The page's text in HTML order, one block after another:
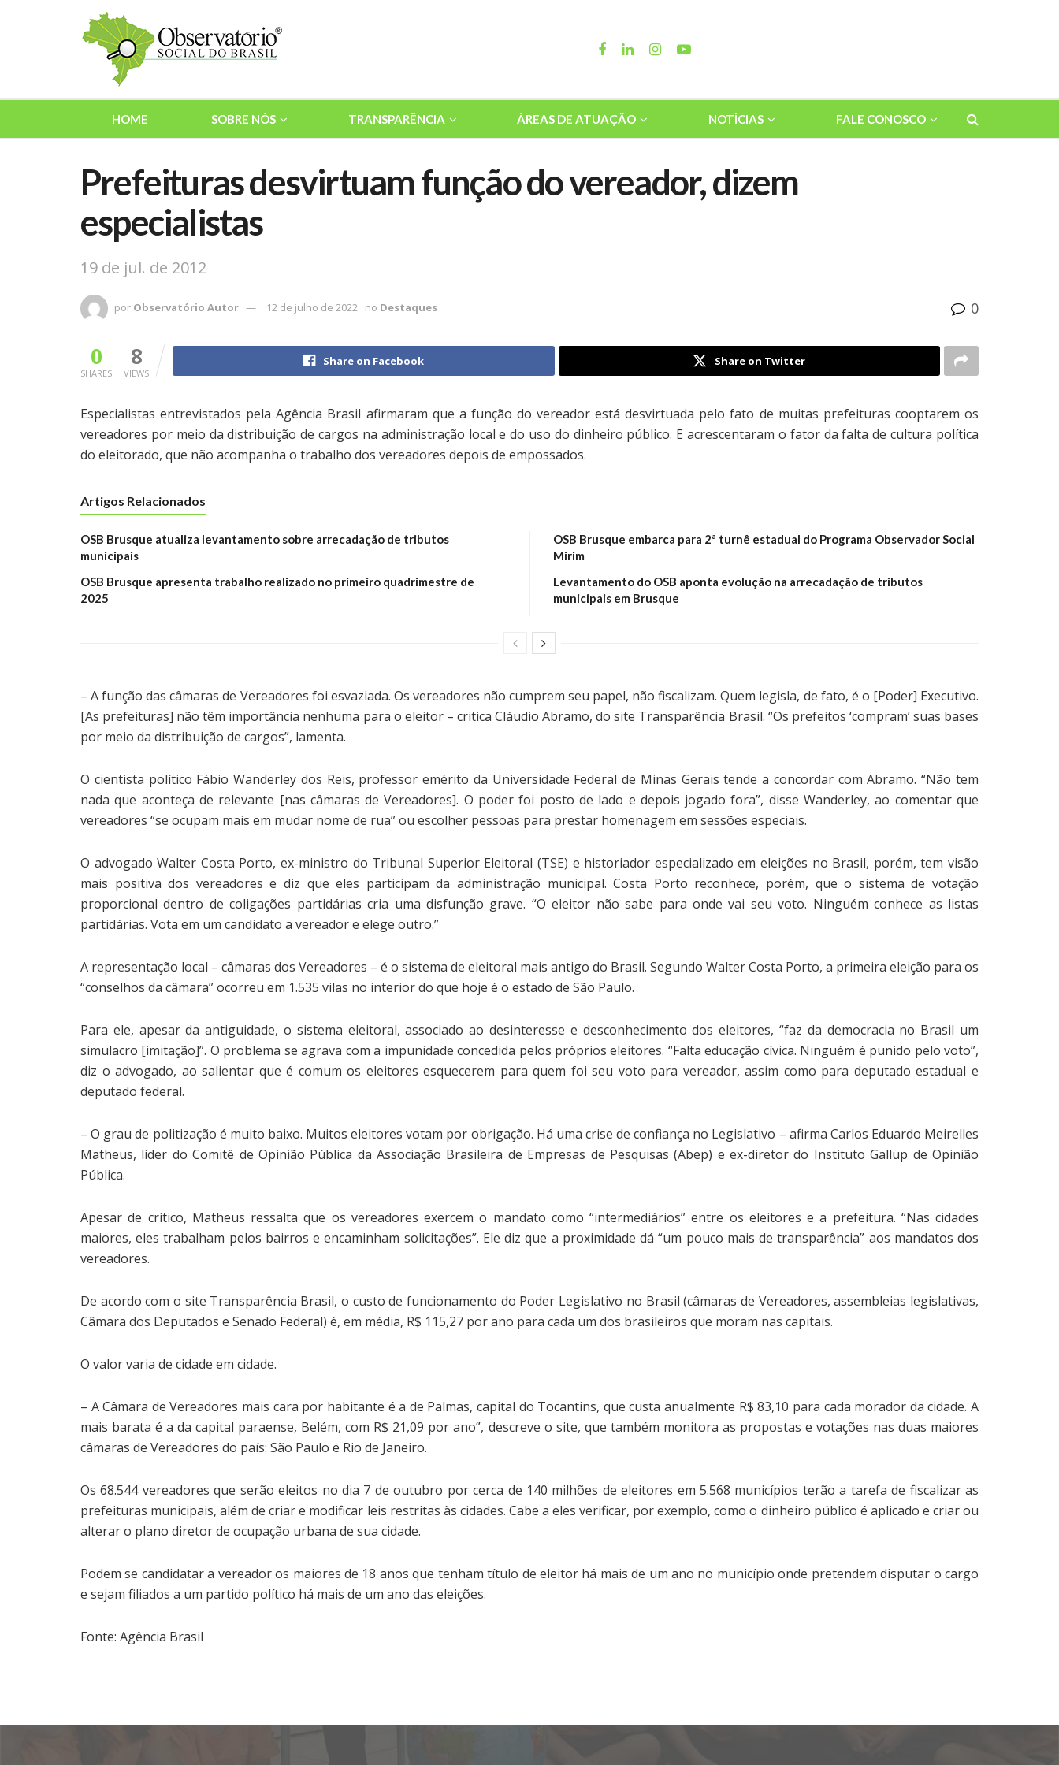
HOME SOBRE NÓS TRANSPARÊNCIA ÁREAS DE ATUAÇÃO NOTÍCIAS FALE CONOSCO
Prefeituras desvirtuam função do vereador, dizem
especialistas
19 de jul. de 2012
por Observatório Autor 12 de julho de 2022 no Destaques 0
0
SHARES
8
VIEWS
Share on Facebook Share on Twitter
Especialistas entrevistados pela Agência Brasil afirmaram que a função do vereador está desvirtuada pelo fato de muitas prefeituras cooptarem os
vereadores por meio da distribuição de cargos na administração local e do uso do dinheiro público. E acrescentaram o fator da falta de cultura política
do eleitorado, que não acompanha o trabalho dos vereadores depois de empossados.
Artigos Relacionados
OSB Brusque atualiza levantamento sobre arrecadação de tributos
municipais
OSB Brusque apresenta trabalho realizado no primeiro quadrimestre de
2025
OSB Brusque embarca para 2ª turnê estadual do Programa Observador Social
Mirim
Levantamento do OSB aponta evolução na arrecadação de tributos
municipais em Brusque
– A função das câmaras de Vereadores foi esvaziada. Os vereadores não cumprem seu papel, não fiscalizam. Quem legisla, de fato, é o [Poder] Executivo.
[As prefeituras] não têm importância nenhuma para o eleitor – critica Cláudio Abramo, do site Transparência Brasil. “Os prefeitos ‘compram’ suas bases
por meio da distribuição de cargos”, lamenta.
O cientista político Fábio Wanderley dos Reis, professor emérito da Universidade Federal de Minas Gerais tende a concordar com Abramo. “Não tem
nada que aconteça de relevante [nas câmaras de Vereadores]. O poder foi posto de lado e depois jogado fora”, disse Wanderley, ao comentar que
vereadores “se ocupam mais em mudar nome de rua” ou escolher pessoas para prestar homenagem em sessões especiais.
O advogado Walter Costa Porto, ex-ministro do Tribunal Superior Eleitoral (TSE) e historiador especializado em eleições no Brasil, porém, tem visão
mais positiva dos vereadores e diz que eles participam da administração municipal. Costa Porto reconhece, porém, que o sistema de votação
proporcional dentro de coligações partidárias cria uma disfunção grave. “O eleitor não sabe para onde vai seu voto. Ninguém conhece as listas
partidárias. Vota em um candidato a vereador e elege outro.”
A representação local – câmaras dos Vereadores – é o sistema de eleitoral mais antigo do Brasil. Segundo Walter Costa Porto, a primeira eleição para os
“conselhos da câmara” ocorreu em 1.535 vilas no interior do que hoje é o estado de São Paulo.
Para ele, apesar da antiguidade, o sistema eleitoral, associado ao desinteresse e desconhecimento dos eleitores, “faz da democracia no Brasil um
simulacro [imitação]”. O problema se agrava com a impunidade concedida pelos próprios eleitores. “Falta educação cívica. Ninguém é punido pelo voto”,
diz o advogado, ao salientar que é comum os eleitores esquecerem para quem foi seu voto para vereador, assim como para deputado estadual e
deputado federal.
– O grau de politização é muito baixo. Muitos eleitores votam por obrigação. Há uma crise de confiança no Legislativo – afirma Carlos Eduardo Meirelles
Matheus, líder do Comitê de Opinião Pública da Associação Brasileira de Empresas de Pesquisas (Abep) e ex-diretor do Instituto Gallup de Opinião
Pública.
Apesar de crítico, Matheus ressalta que os vereadores exercem o mandato como “intermediários” entre os eleitores e a prefeitura. “Nas cidades
maiores, eles trabalham pelos bairros e encaminham solicitações”. Ele diz que a proximidade dá “um pouco mais de transparência” aos mandatos dos
vereadores.
De acordo com o site Transparência Brasil, o custo de funcionamento do Poder Legislativo no Brasil (câmaras de Vereadores, assembleias legislativas,
Câmara dos Deputados e Senado Federal) é, em média, R$ 115,27 por ano para cada um dos brasileiros que moram nas capitais.
O valor varia de cidade em cidade.
– A Câmara de Vereadores mais cara por habitante é a de Palmas, capital do Tocantins, que custa anualmente R$ 83,10 para cada morador da cidade. A
mais barata é a da capital paraense, Belém, com R$ 21,09 por ano”, descreve o site, que também monitora as propostas e votações nas duas maiores
câmaras de Vereadores do país: São Paulo e Rio de Janeiro.
Os 68.544 vereadores que serão eleitos no dia 7 de outubro por cerca de 140 milhões de eleitores em 5.568 municípios terão a tarefa de fiscalizar as
prefeituras municipais, além de criar e modificar leis restritas às cidades. Cabe a eles verificar, por exemplo, como o dinheiro público é aplicado e criar ou
alterar o plano diretor de ocupação urbana de sua cidade.
Podem se candidatar a vereador os maiores de 18 anos que tenham título de eleitor há mais de um ano no município onde pretendem disputar o cargo
e sejam filiados a um partido político há mais de um ano das eleições.
Fonte: Agência Brasil